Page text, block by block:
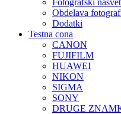
Fotografski
Obdelava
Dodatki
Testna cona
CANON
FUJIFILM
HUAWEI
NIKON
SIGMA
SONY
DRUGE